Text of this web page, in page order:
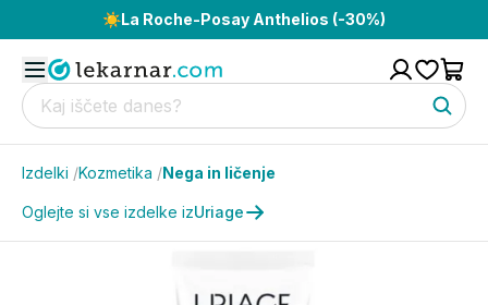
☀️La Roche-Posay Anthelios (-30%)
Izdelki /Kozmetika /Nega in ličenje
Oglejte si vse izdelke izUriage